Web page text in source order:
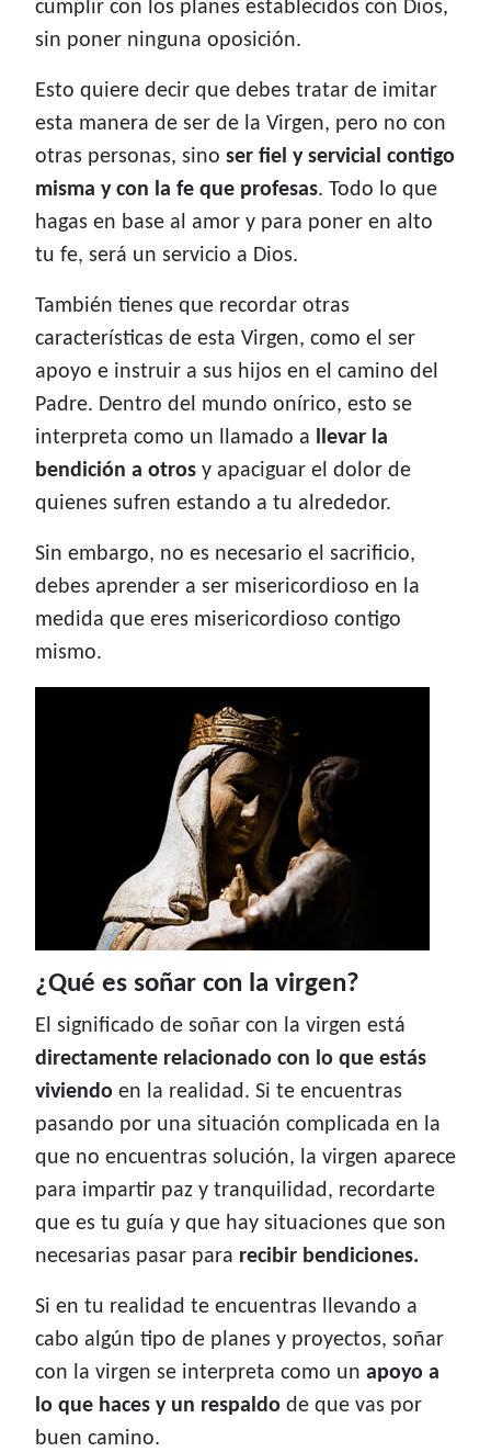
cumplir con los planes establecidos con Dios,
sin poner ninguna oposición.
Esto quiere decir que debes tratar de imitar
esta manera de ser de la Virgen, pero no con
otras personas, sino ser fiel y servicial contigo
misma y con la fe que profesas. Todo lo que
hagas en base al amor y para poner en alto
tu fe, será un servicio a Dios.
También tienes que recordar otras
características de esta Virgen, como el ser
apoyo e instruir a sus hijos en el camino del
Padre. Dentro del mundo onírico, esto se
interpreta como un llamado a llevar la
bendición a otros y apaciguar el dolor de
quienes sufren estando a tu alrededor.
Sin embargo, no es necesario el sacrificio,
debes aprender a ser misericordioso en la
medida que eres misericordioso contigo
mismo.
¿Qué es soñar con la virgen?
El significado de soñar con la virgen está
directamente relacionado con lo que estás
viviendo en la realidad. Si te encuentras
pasando por una situación complicada en la
que no encuentras solución, la virgen aparece
para impartir paz y tranquilidad, recordarte
que es tu guía y que hay situaciones que son
necesarias pasar para recibir bendiciones.
Si en tu realidad te encuentras llevando a
cabo algún tipo de planes y proyectos, soñar
con la virgen se interpreta como un apoyo a
lo que haces y un respaldo de que vas por
buen camino.